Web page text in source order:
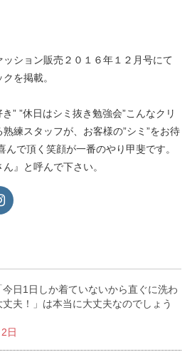
ション販売２０１６年１２月号にて
を掲載。
” ”休日はシミ抜き勉強会”こんなクリ
練スタッフが、お客様の”シミ”をお待
で頂く笑顔が一番のやり甲斐です。
』と呼んで下さい。
今日1日しか着ていないから直ぐに洗わ
丈夫！」は本当に大丈夫なのでしょう
日